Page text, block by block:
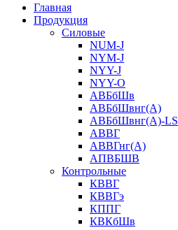
Главная
Продукция
Силовые
NUM-J
NYM-J
NYY-J
NYY-O
АВБбШв
АВБбШвнг(А)
АВБбШвнг(А)-LS
АВВГ
АВВГнг(А)
АПВБШВ
Контрольные
КВВГ
КВВГэ
КППГ
КВКбШв